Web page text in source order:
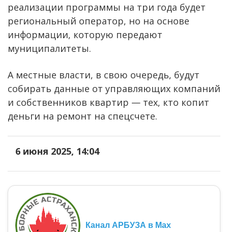
реализации программы на три года будет
региональный оператор, но на основе
информации, которую передают
муниципалитеты.
А местные власти, в свою очередь, будут
собирать данные от управляющих компаний
и собственников квартир — тех, кто копит
деньги на ремонт на спецсчете.
6 июня 2025, 14:04
Канал АРБУЗА в Max